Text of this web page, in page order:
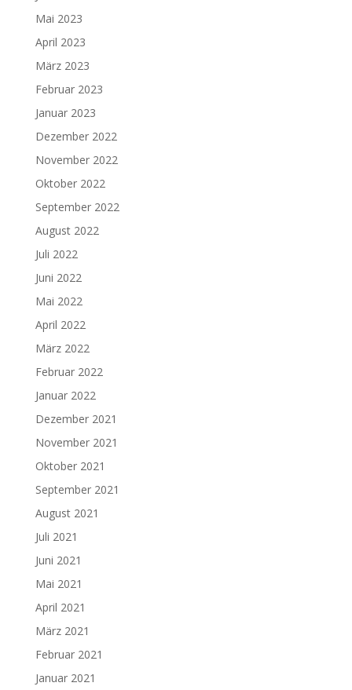
Mai 2023
April 2023
März 2023
Februar 2023
Januar 2023
Dezember 2022
November 2022
Oktober 2022
September 2022
August 2022
Juli 2022
Juni 2022
Mai 2022
April 2022
März 2022
Februar 2022
Januar 2022
Dezember 2021
November 2021
Oktober 2021
September 2021
August 2021
Juli 2021
Juni 2021
Mai 2021
April 2021
März 2021
Februar 2021
Januar 2021